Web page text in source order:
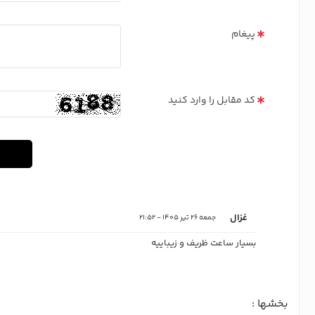
پیغام
کد مقابل را وارد کنید
غزال جمعه 26 تیر 1405 - 21:52
بسیار ساعت ظریف و زیباییه
بخشها :